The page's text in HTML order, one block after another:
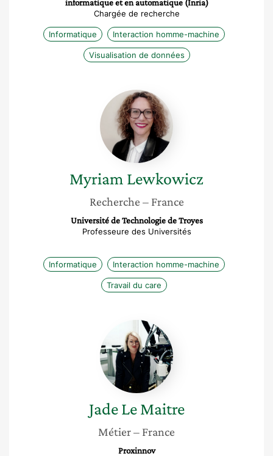
informatique et en automatique (Inria)
Chargée de recherche
Informatique Interaction homme-machine
Visualisation de données
Myriam
Lewkowicz
Myriam Lewkowicz
Recherche – France
Université de Technologie de Troyes
Professeure des Universités
Informatique Interaction homme-machine
Travail du care
Jade
Le
Maitre
Jade Le Maitre
Métier– France
Proxinnov